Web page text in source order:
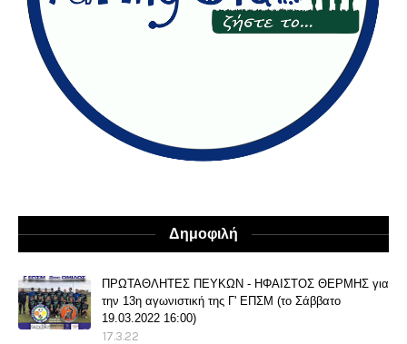
Δημοφιλή
ΠΡΩΤΑΘΛΗΤΕΣ ΠΕΥΚΩΝ - ΗΦΑΙΣΤΟΣ ΘΕΡΜΗΣ για
την 13η αγωνιστική της Γ' ΕΠΣΜ (το Σάββατο
19.03.2022 16:00)
17.3.22